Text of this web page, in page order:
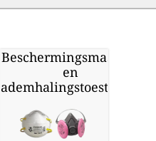
Beschermingsmaskers
en
ademhalingstoestellen